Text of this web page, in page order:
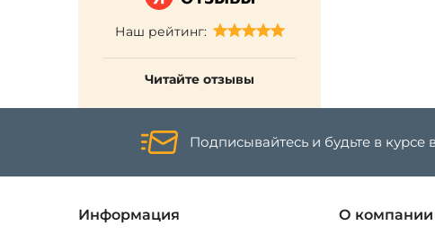
Наш рейтинг:
Читайте отзывы
Подписывайтесь и будьте в
Информация О компании